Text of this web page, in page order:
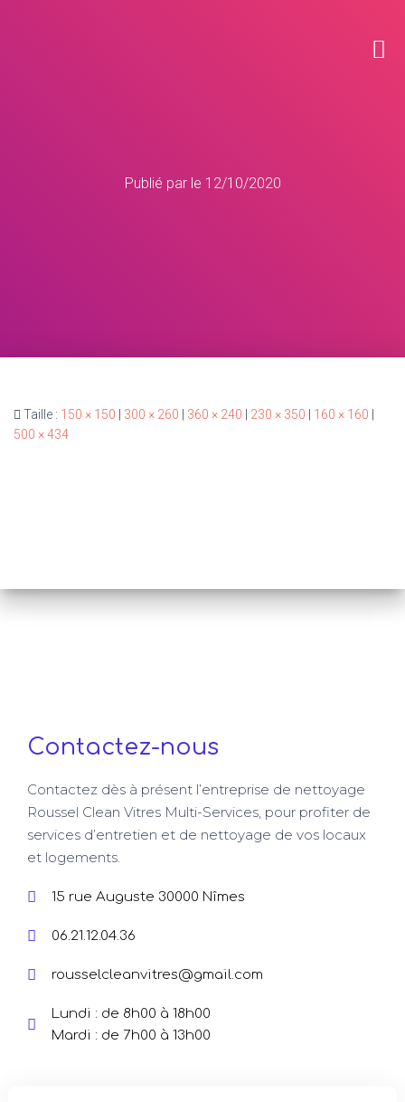
Publié par le 12/10/2020
Taille : 150 × 150 300 × 260 360 × 240 230 × 350 160 × 160
500 × 434
Contactez-nous
Contactez dès à présent l’entreprise de nettoyage
Roussel Clean Vitres Multi-Services, pour profiter de
services d’entretien et de nettoyage de vos locaux
et logements.
15 rue Auguste 30000 Nîmes
06.21.12.04.36
rousselcleanvitres@gmail.com
Lundi : de 8h00 à 18h00
Mardi : de 7h00 à 13h00